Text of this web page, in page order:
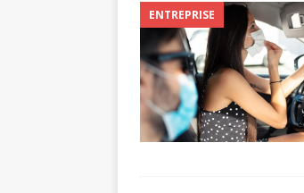
ENTREPRISE